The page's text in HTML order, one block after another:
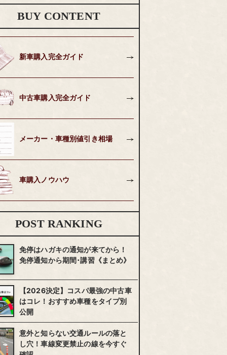
BUY CONTENT
新車購入完全ガイド
中古車購入完全ガイド
メーカー・車種別値引き相場
車購入ノウハウ
POST RANKING
免停はハガキの通知が来てから！
免停通知から期間･講習《まとめ》
【2026決定】コスパ最強の中古車
はコレ！おすすめ車種をタイプ別
公開
意外と知らない交通ルールの落と
し穴！車線変更禁止の線を今すぐ